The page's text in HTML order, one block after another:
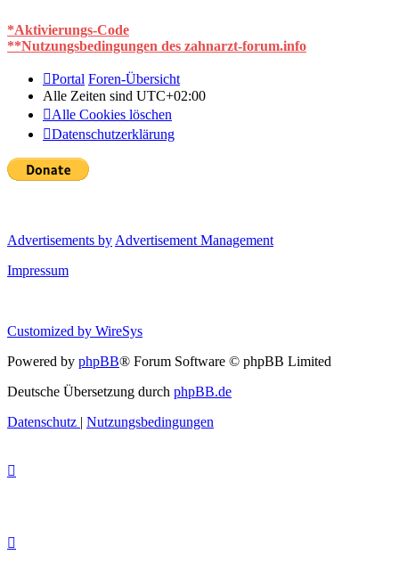
*Aktivierungs-Code
**Nutzungsbedingungen des zahnarzt-forum.info
Portal Foren-Übersicht
Alle Zeiten sind UTC+02:00
Alle Cookies löschen
Datenschutzerklärung
Advertisements by Advertisement Management
Impressum
Customized by WireSys
Powered by phpBB® Forum Software © phpBB Limited
Deutsche Übersetzung durch phpBB.de
Datenschutz | Nutzungsbedingungen